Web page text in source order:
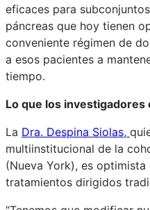
eficaces para
páncreas que hoy tienen
conveniente régimen de
a esos pacientes a
tiempo.
Lo que los investigadores
La Dra. Despina Siolas,
multiinstitucional de la
(Nueva York), es
tratamientos dirigidos